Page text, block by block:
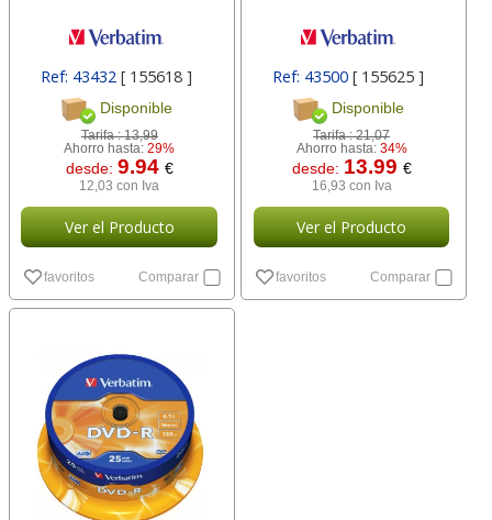
Ref: 43432[ 155618 ]
Disponible
Tarifa :13,99
Ahorro hasta:29%
desde: 9.94 €
12,03 con Iva
Ver el Producto
favoritos Comparar
Ref: 43500[ 155625 ]
Disponible
Tarifa :21,07
Ahorro hasta: 34%
desde: 13.99 €
16,93 con Iva
Ver el Producto
favoritos Comparar